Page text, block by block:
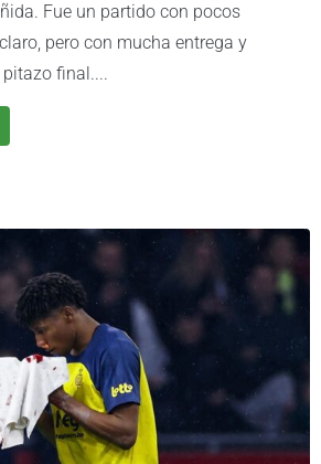
Fue un partido con pocos
pero con mucha entrega y
final....